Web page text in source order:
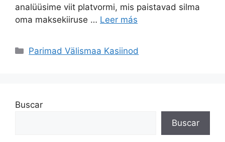
analüüsime viit platvormi, mis paistavad silma
oma maksekiiruse … Leer más
Parimad Välismaa Kasiinod
Buscar
Buscar